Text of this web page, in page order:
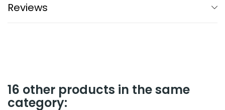
Reviews
16 other products in the same
category: